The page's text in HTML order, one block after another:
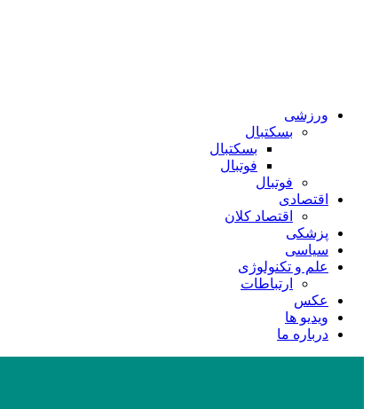
ورزشی
بسکتبال
بسکتبال
فوتبال
فوتبال
اقتصادی
اقتصاد کلان
پزشکی
سیاسی
علم و تکنولوژی
ارتباطات
عکس
ویدیو ها
درباره ما